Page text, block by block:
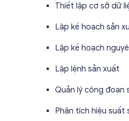
Thiết lập cơ sỡ dữ
Lập kế hoạch sản
Lập kế hoạch
Lập lệnh sản xuất
Quản lý công đoạn
Phân tích hiệu suất